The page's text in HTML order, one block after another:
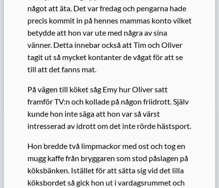
något att äta. Det var fredag och pengarna hade
precis kommit in på hennes mammas konto vilket
betydde att hon var ute med några av sina
vänner. Detta innebar också att Tim och Oliver
tagit ut så mycket kontanter de vågat för att se
till att det fanns mat.
På vägen till köket såg Emy hur Oliver satt
framför TV:n och kollade på någon friidrott. Själv
kunde hon inte säga att hon var så värst
intresserad av idrott om det inte rörde hästsport.
Hon bredde två limpmackor med ost och tog en
mugg kaffe från bryggaren som stod påslagen på
köksbänken. Istället för att sätta sig vid det lilla
köksbordet så gick hon ut i vardagsrummet och